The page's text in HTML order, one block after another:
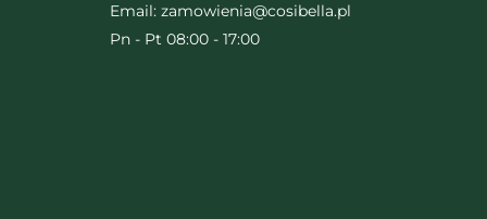
Email: zamowienia@cosibella.pl
Pn - Pt 08:00 - 17:00